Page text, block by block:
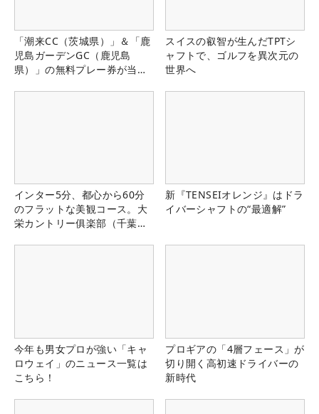
「潮来CC（茨城県）」＆「鹿
児島ガーデンGC（鹿児島
県）」の無料プレー券が当た
スイスの叡智が生んだTPTシ
ャフトで、ゴルフを異次元の
世界へ
インター5分、都心から60分
のフラットな美観コース。大
栄カントリー俱楽部（千葉
新『TENSEIオレンジ』はドラ
イバーシャフトの“最適解”
今年も男女プロが強い「キャ
ロウェイ」のニュース一覧は
こちら！
プロギアの「4層フェース」が
切り開く高初速ドライバーの
新時代